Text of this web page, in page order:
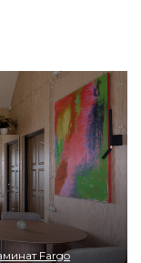
Fargo